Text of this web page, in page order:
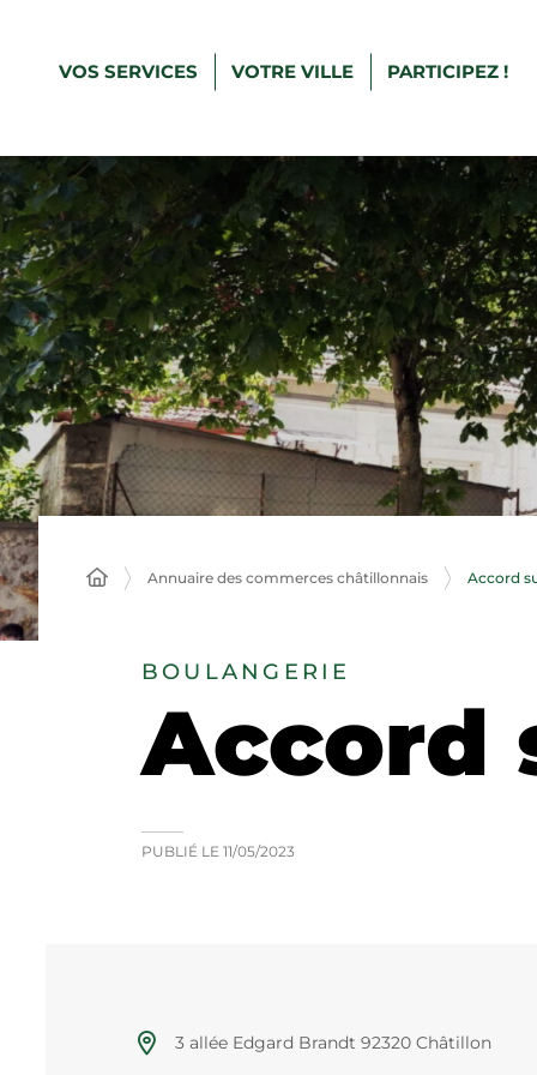
VOS SERVICES VOTRE VILLE PARTICIPEZ !
Annuaire des commerces châtillonnais Accord
BOULANGERIE
Accord
PUBLIÉ LE 11/05/2023
3 allée Edgard Brandt 92320 Châtillon